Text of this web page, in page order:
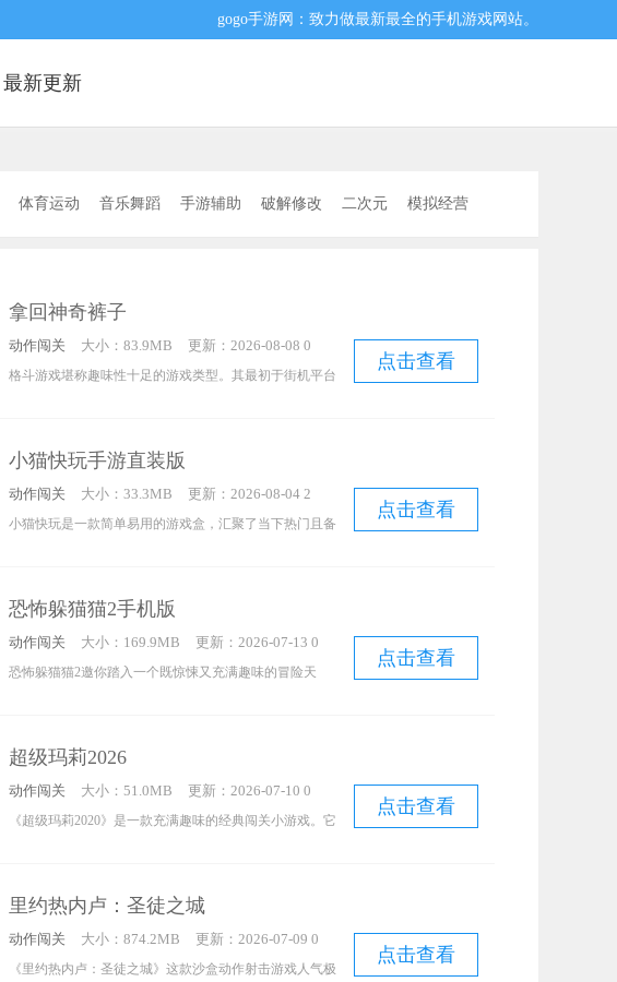
gogo手游网：致力做最新最全的手机游戏网站。
最新更新
体育运动 音乐舞蹈 手游辅助 破解修改 二次元 模拟经营
拿回神奇裤子
动作闯关 大小：83.9MB
更新：2026-08-08 0
1:36:10
格斗游戏堪称趣味性十足的游戏类型。其最初于街机平台
游戏，想必绝大多数格斗游戏玩家的脑海中，都会浮现出
童年时热闹嘈杂的街机厅场景。而《拿回神奇裤子》这款
游戏，便是一款设定相当奇妙的格斗游戏，快来感受一番
点击查看
小猫快玩手游直装版
动作闯关 大小：33.3MB
更新：2026-08-04 2
0:09:11
小猫快玩是一款简单易用的游戏盒，汇聚了当下热门且备
多样化的游戏类别与频道，用户可轻松根据自身喜好挑选
相应游戏，自由体验精彩的游戏世界。同时，平台还实时
更新游戏新闻与攻略，方便用户及时了解各类玩法，助力
点击查看
恐怖躲猫猫2手机版
动作闯关 大小：169.9MB
更新：2026-07-13 0
3:15:12
恐怖躲猫猫2邀你踏入一个既惊悚又充满趣味的冒险天
与道具来隐藏自己，同时寻找宝箱获取宝石，最终开启逃
生之门。而抓捕者的任务就是找出并捕获所有躲藏者。不
同角色的独特技能让游戏变得更加丰富多彩，快来挑战
点击查看
超级玛莉2026
动作闯关 大小：51.0MB
更新：2026-07-10 0
6:22:10
《超级玛莉2020》是一款充满趣味的经典闯关小游戏。它
操控角色进行躲避。唯有成功闯过当前关卡，方能进入下
一关。而且每一关都设有不同任务，十分考验玩家的操作
能力。感兴趣的小伙伴，快来《超级玛莉2020》尽情体验
点击查看
里约热内卢：圣徒之城
动作闯关 大小：874.2MB
更新：2026-07-09 0
4:28:17
《里约热内卢：圣徒之城》这款沙盒动作射击游戏人气极
点击查看